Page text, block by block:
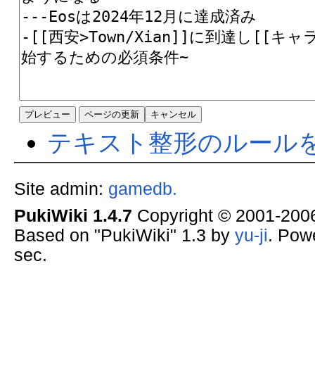
テキスト整形のルール
Site admin: gamedb.
PukiWiki 1.4.7 Copyright © 2001-
Based on "PukiWiki" 1.3 by yu-ji.
sec.